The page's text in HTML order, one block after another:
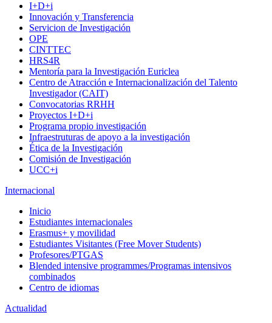
I+D+i
Innovación y Transferencia
Servicion de Investigación
OPE
CINTTEC
HRS4R
Mentoría para la Investigación Euriclea
Centro de Atracción e Internacionalización del Talento
Investigador (CAIT)
Convocatorias RRHH
Proyectos I+D+i
Programa propio investigación
Infraestruturas de apoyo a la investigación
Ética de la Investigación
Comisión de Investigación
UCC+i
Internacional
Inicio
Estudiantes internacionales
Erasmus+ y movilidad
Estudiantes Visitantes (Free Mover Students)
Profesores/PTGAS
Blended intensive programmes/Programas intensivos
combinados
Centro de idiomas
Actualidad